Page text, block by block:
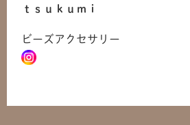
ｔｓｕｋｕｍｉ
ビーズアクセサリー